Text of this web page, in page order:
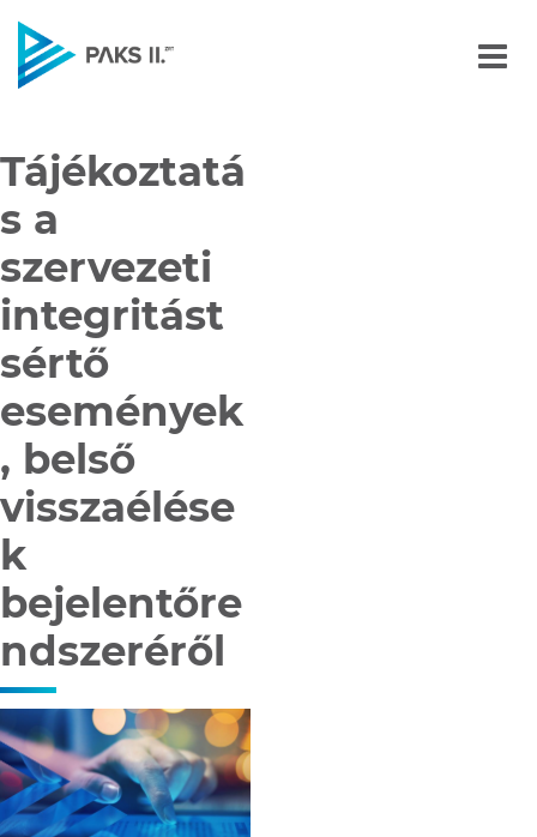
Tájékoztatá
s a
szervezeti
integritást
sértő
események
, belső
visszaélése
k
bejelentőre
ndszeréről